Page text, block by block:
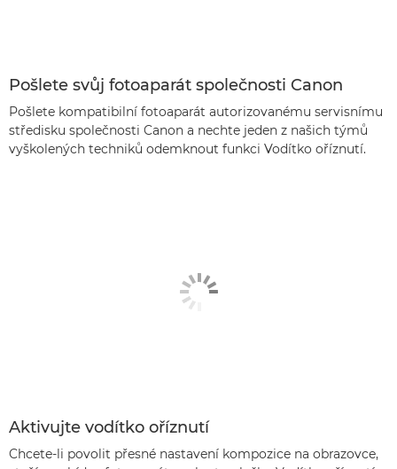
Pošlete svůj fotoaparát společnosti Canon
Pošlete kompatibilní fotoaparát autorizovanému servisnímu
středisku společnosti Canon a nechte jeden z našich týmů
vyškolených techniků odemknout funkci Vodítko oříznutí.
Aktivujte vodítko oříznutí
Chcete-li povolit přesné nastavení kompozice na obrazovce,